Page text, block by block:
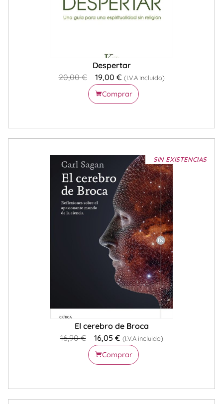
Despertar
20,00€ 19,00 € (I.V.A incluido)
Comprar
SIN EXISTENCIAS
El cerebro de Broca
16,90€ 16,05 € (I.V.A incluido)
Comprar